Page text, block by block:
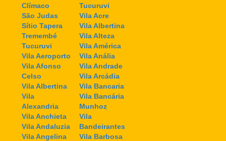
Clímaco
São Judas
Sítio Tapera
Tremembé
Tucuruvi
Vila Aeroporto
Vila Afonso
Celso
Vila Albertina
Vila
Alexandria
Vila Anchieta
Vila Andaluzia
Vila Angelina
Tucuruvi
Vila Acre
Vila Albertina
Vila Alteza
Vila América
Vila Anália
Vila Andrade
Vila Arcádia
Vila Bancaria
Vila Bancária
Munhoz
Vila
Bandeirantes
Vila Barbosa